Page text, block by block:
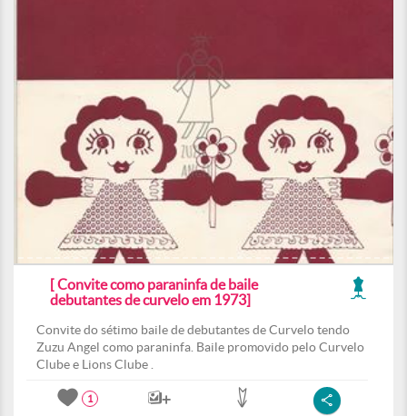
[ Convite como paraninfa de baile
debutantes de curvelo em 1973]
Convite do sétimo baile de debutantes de Curvelo tendo
Zuzu Angel como paraninfa. Baile promovido pelo Curvelo
Clube e Lions Clube .
1